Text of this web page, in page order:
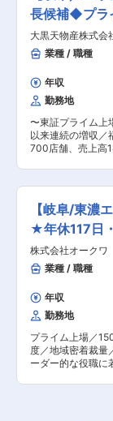
半導体など次世
います。また難易
る技術力から、利
誇っています。 ◇
消化日5日）／コ
（フリータイム
得奨励日の設定／
を大切にする風土
フリースペース／
個別ブースの設置
的なリモートシス
や社員寮などのデ
賞与還元：賞与支
2022年夏7位 →
連結車、ポンプ車
プカー、トラック
車両…フォークリ
など ・乗用車 ・クリ
13名の整備士が
代:4名、40代:3名
名) クルマ好きの
は何人かで協力し
良くアットホー
いため、熟練の技
す！ ■一日の流れ ・8時半出社 ・一日のスケジュ
ールとやるべきこ
ジュールを作って
＊業務時間内に
の方が組んでく
抑えられております。 ■魅力： ◇安
基盤 整備を依頼い
から大手企業まで
いもあるため、厚
した経営を続け
TOYOTA、岐阜日
ートエンジニアリ
サバッテリー、デン
思いの社風 社員
いただきたいとい
に行っております
で、整備点検効率
長候補◆プラ
大黒天物産株式会
業種 / 職種
年収
勤務地
〜東証プライム
以来連続の増収
700店舗、売上高1兆円
「ディオ」の店舗
します。上記店
中。業界トップ
で、店舗の繁栄に
す！ ■業務詳細： ・各店舗での売上管理、在
庫・コスト・発注
全体の管理・指導
商品の企画・開発
バイト）の労務管理ほか ■キャリ
経験・スキルによ
すぐにでも店長・
ケースもござい
スタッフ、店長
店長、店長経験後
のキャリアパス
アとしては本社、
【岐阜/東濃
★年休117日
株式会社オークワ
業種 / 職種
年収
勤務地
プライム上場／
度／地域密着裁
ーダー的な役職に